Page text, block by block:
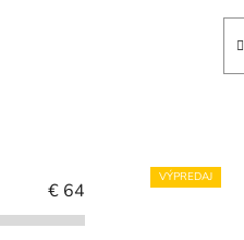
€ 64
VÝPREDAJ